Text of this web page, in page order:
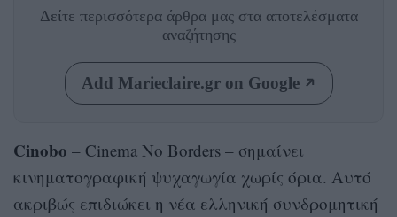
Δείτε περισσότερα άρθρα μας στα αποτελέσματα
αναζήτησης
Add Marieclaire.gr on Google
Cinobo – Cinema No Borders – σημαίνει
κινηματογραφική ψυχαγωγία χωρίς όρια. Αυτό
ακριβώς επιδιώκει η νέα ελληνική συνδρομητική